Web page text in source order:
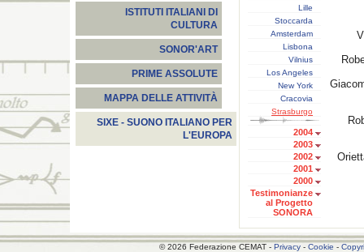
ISTITUTI ITALIANI DI
CULTURA
SONOR'ART
PRIME ASSOLUTE
MAPPA DELLE ATTIVITÀ
SIXE - SUONO ITALIANO PER
L'EUROPA
Lille
Stoccarda
Amsterdam
Lisbona
Vilnius
Los Angeles
New York
Cracovia
Strasburgo
2004
2003
2002
2001
2000
Testimonianze
al Progetto
SONORA
© 2026 Federazione CEMAT - Privacy- Cookie -